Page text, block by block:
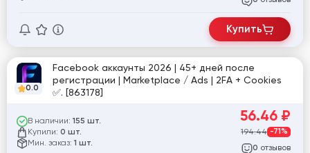
Купить
0.0
Facebook аккаунты 2026 | 45+ дней после
регистрации | Marketplace / Ads | 2FA + Cookies
✅. [863178]
В наличии: 155 шт.
Купили: 0 шт.
Мин. заказ: 1 шт.
56.46 ₽
194.44 -71%
0 отзывов